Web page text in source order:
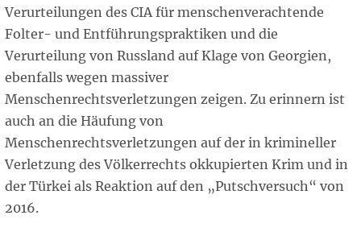
Verurteilungen des CIA für menschenverachtende
Folter- und Entführungspraktiken und die
Verurteilung von Russland auf Klage von Georgien,
ebenfalls wegen massiver
Menschenrechtsverletzungen zeigen. Zu erinnern ist
auch an die Häufung von
Menschenrechtsverletzungen auf der in krimineller
Verletzung des Völkerrechts okkupierten Krim und in
der Türkei als Reaktion auf den „Putschversuch“ von
2016.